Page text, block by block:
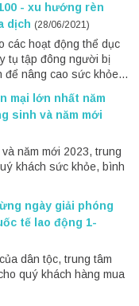
- xu hướng rèn
dịch (28/06/2021)
các hoạt động thể dục
tụ tập đông người bị
để nâng cao sức khỏe...
mại lớn nhất năm
sinh và năm mới
năm mới 2023, trung
khách sức khỏe, bình
ngày giải phóng
tế lao động 1-
dân tộc, trung tâm
quý khách hàng mua